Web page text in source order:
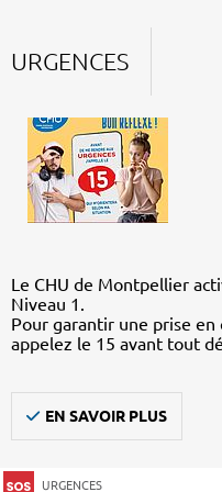
URGENCES
Le CHU de Montpellier
Niveau 1.
Pour garantir une prise en
appelez le 15 avant tout
EN SAVOIR PLUS
URGENCES